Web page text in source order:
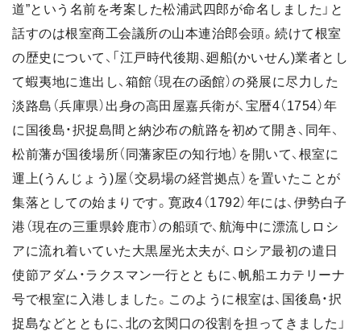
道”という名前を考案した松浦武四郎が命名しました」と
話すのは根室商工会議所の山本連治郎会頭。続けて根室
の歴史について、「江戸時代後期、廻船(かいせん)業者とし
て蝦夷地に進出し、箱館（現在の函館）の発展に尽力した
淡路島（兵庫県）出身の高田屋嘉兵衛が、宝暦4（1754）年
に国後島・択捉島間と納沙布の航路を初めて開き、同年、
松前藩が国後場所（同藩家臣の知行地）を開いて、根室に
運上(うんじょう)屋（交易場の経営拠点）を置いたことが
集落としての始まりです。寛政4（1792）年には、伊勢白子
港（現在の三重県鈴鹿市）の船頭で、航海中に漂流しロシ
アに流れ着いていた大黒屋光太夫が、ロシア最初の遣日
使節アダム・ラクスマン一行とともに、帆船エカテリーナ
号で根室に入港しました。このように根室は、国後島・択
捉島などとともに、北の玄関口の役割を担ってきました」